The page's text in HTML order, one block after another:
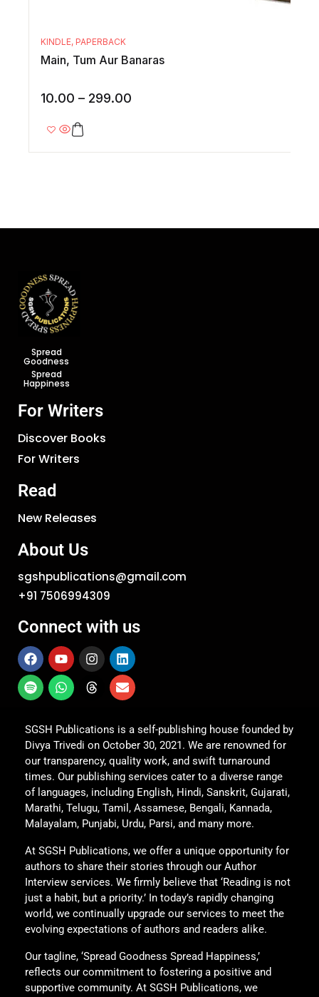
KINDLE, PAPERBACK
Main, Tum Aur Banaras
10.00 – 299.00
Spread
Goodness
Spread
Happiness
For Writers
Discover Books
For Writers
Read
New Releases
About Us
sgshpublications@gmail.com
+91 7506994309
Connect with us
SGSH Publications is a self-publishing house founded by
Divya Trivedi on October 30, 2021. We are renowned for
our transparency, quality work, and swift turnaround
times. Our publishing services cater to a diverse range
of languages, including English, Hindi, Sanskrit, Gujarati,
Marathi, Telugu, Tamil, Assamese, Bengali, Kannada,
Malayalam, Punjabi, Urdu, Parsi, and many more.
At SGSH Publications, we offer a unique opportunity for
authors to share their stories through our Author
Interview services. We firmly believe that ‘Reading is not
just a habit, but a priority.’ In today’s rapidly changing
world, we continually upgrade our services to meet the
evolving expectations of authors and readers alike.
Our tagline, ‘Spread Goodness Spread Happiness,’
reflects our commitment to fostering a positive and
supportive community. At SGSH Publications, we